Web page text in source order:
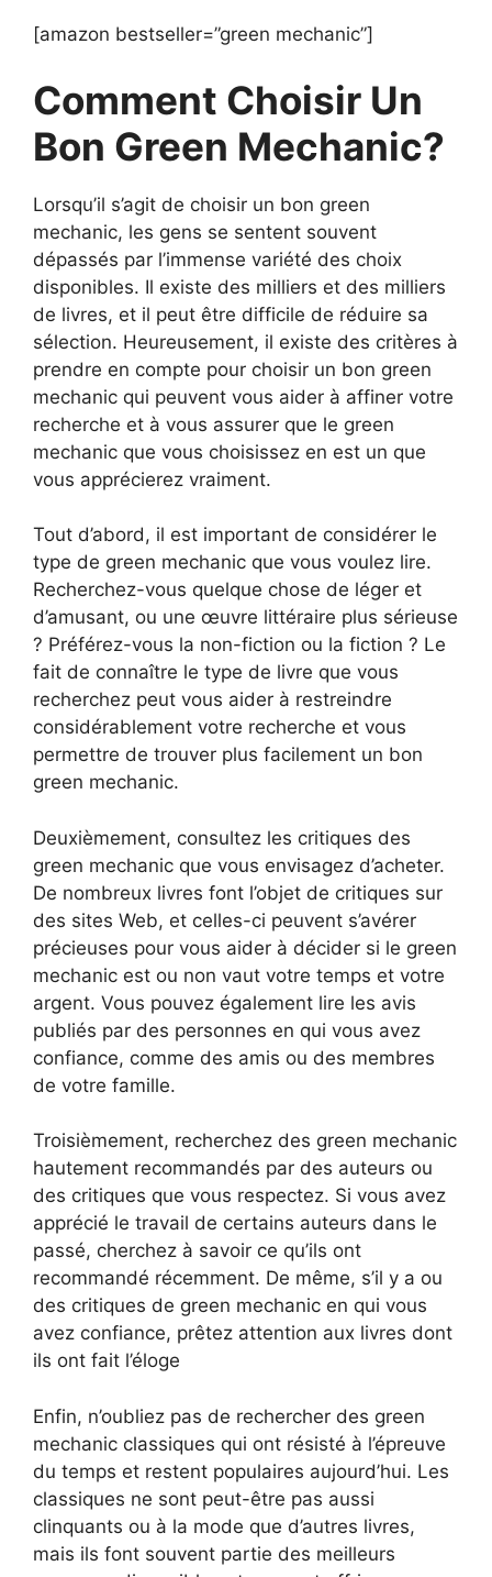
[amazon bestseller=”green mechanic”]
Comment Choisir Un
Bon Green Mechanic?
Lorsqu’il s’agit de choisir un bon green
mechanic, les gens se sentent souvent
dépassés par l’immense variété des choix
disponibles. Il existe des milliers et des milliers
de livres, et il peut être difficile de réduire sa
sélection. Heureusement, il existe des critères à
prendre en compte pour choisir un bon green
mechanic qui peuvent vous aider à affiner votre
recherche et à vous assurer que le green
mechanic que vous choisissez en est un que
vous apprécierez vraiment.
Tout d’abord, il est important de considérer le
type de green mechanic que vous voulez lire.
Recherchez-vous quelque chose de léger et
d’amusant, ou une œuvre littéraire plus sérieuse
? Préférez-vous la non-fiction ou la fiction ? Le
fait de connaître le type de livre que vous
recherchez peut vous aider à restreindre
considérablement votre recherche et vous
permettre de trouver plus facilement un bon
green mechanic.
Deuxièmement, consultez les critiques des
green mechanic que vous envisagez d’acheter.
De nombreux livres font l’objet de critiques sur
des sites Web, et celles-ci peuvent s’avérer
précieuses pour vous aider à décider si le green
mechanic est ou non vaut votre temps et votre
argent. Vous pouvez également lire les avis
publiés par des personnes en qui vous avez
confiance, comme des amis ou des membres
de votre famille.
Troisièmement, recherchez des green mechanic
hautement recommandés par des auteurs ou
des critiques que vous respectez. Si vous avez
apprécié le travail de certains auteurs dans le
passé, cherchez à savoir ce qu’ils ont
recommandé récemment. De même, s’il y a ou
des critiques de green mechanic en qui vous
avez confiance, prêtez attention aux livres dont
ils ont fait l’éloge
Enfin, n’oubliez pas de rechercher des green
mechanic classiques qui ont résisté à l’épreuve
du temps et restent populaires aujourd’hui. Les
classiques ne sont peut-être pas aussi
clinquants ou à la mode que d’autres livres,
mais ils font souvent partie des meilleurs